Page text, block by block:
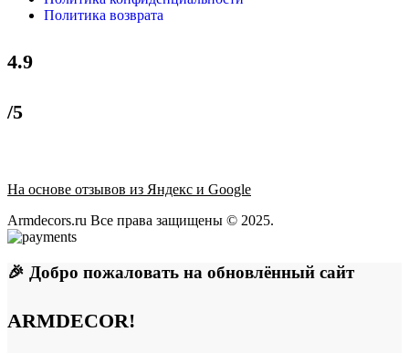
Политика возврата
4.9
/5
На основе отзывов из Яндекс и Google
Armdecors.ru Все права защищены © 2025. ​
🎉 Добро пожаловать на обновлённый сайт
ARMDECOR!